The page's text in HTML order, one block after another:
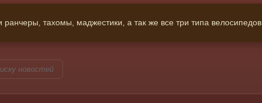
тахомы, маджестики, а так же все три типа велосипедов.
новостей